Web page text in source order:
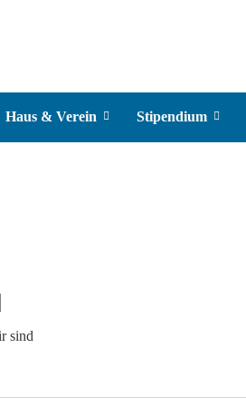
Haus & Verein Stipendium
sind